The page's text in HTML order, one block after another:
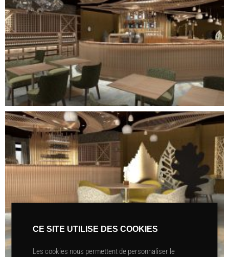
CE SITE UTILISE DES COOKIES
Les cookies nous permettent de personnaliser le